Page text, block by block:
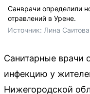
Санврачи определили
отравлений в Урене.
Источник: Лина
Санитарные врачи
инфекцию у
Нижегородской